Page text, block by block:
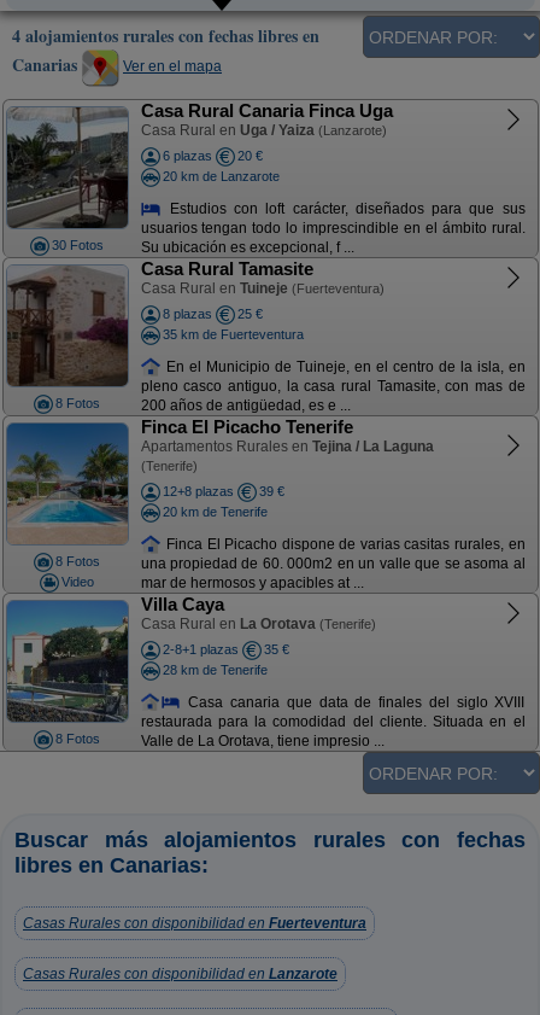
4 alojamientos rurales con fechas libres en
Canarias
Ver en el mapa
30 Fotos
Casa Rural Canaria Finca Uga
Casa Rural en Uga / Yaiza (Lanzarote)
6 plazas
20 €
20 km de Lanzarote
Estudios con loft carácter, diseñados para que sus
usuarios tengan todo lo imprescindible en el ámbito rural.
Su ubicación es excepcional, f ...
8 Fotos
Casa Rural Tamasite
Casa Rural en Tuineje (Fuerteventura)
8 plazas
25 €
35 km de Fuerteventura
En el Municipio de Tuineje, en el centro de la isla, en
pleno casco antiguo, la casa rural Tamasite, con mas de
200 años de antigüedad, es e ...
8 Fotos
Video
Finca El Picacho Tenerife
Apartamentos Rurales en Tejina / La Laguna
(Tenerife)
12+8 plazas
39 €
20 km de Tenerife
Finca El Picacho dispone de varias casitas rurales, en
una propiedad de 60. 000m2 en un valle que se asoma al
mar de hermosos y apacibles at ...
8 Fotos
Villa Caya
Casa Rural en La Orotava (Tenerife)
2-8+1 plazas
35 €
28 km de Tenerife
Casa canaria que data de finales del siglo XVIII
restaurada para la comodidad del cliente. Situada en el
Valle de La Orotava, tiene impresio ...
Buscar más alojamientos rurales con fechas
libres en Canarias:
Casas Rurales con disponibilidad en Fuerteventura
Casas Rurales con disponibilidad en Lanzarote